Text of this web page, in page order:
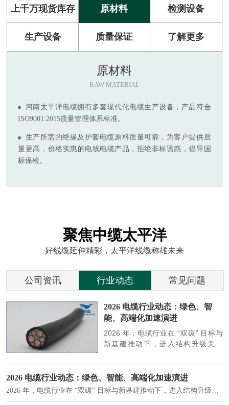
上千万现货库存 原材料 检测设备
生产设备 质量保证 了解更多
原材料
RAW MATERIAL
河南太平洋电缆拥有多套现代化电缆生产设备，产品符合
ISO9001:2015质量管理体系标准。
生产所需的绝缘及护套电缆原料质量可靠，为客户提供质
量更高，价格实惠的电线电缆产品，拒绝非标诱惑，倡导国
标保检。
聚焦中缆太平洋
好线缆延伸精彩，太平洋线缆称雄未来
公司资讯 行业动态 常见问题
2026 电缆行业动态：绿色、智
能、高端化加速演进
2026 年，电缆行业在 “双碳” 目标与
新基建推动下，进入结构升级关键
大清晰趋势，市场格局持续优化。
2026 电缆行业动态：绿色、智能、高端化加速演进